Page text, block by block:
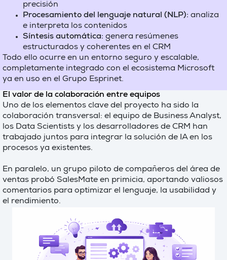
precisión
Procesamiento del lenguaje natural (NLP): analiza
e interpreta los contenidos
Síntesis automática: genera resúmenes
estructurados y coherentes en el CRM
Todo ello ocurre en un entorno seguro y escalable,
completamente integrado con el ecosistema Microsoft
ya en uso en el Grupo Esprinet.
El valor de la colaboración entre equipos
Uno de los elementos clave del proyecto ha sido la
colaboración transversal: el equipo de Business Analyst,
los Data Scientists y los desarrolladores de CRM han
trabajado juntos para integrar la solución de IA en los
procesos ya existentes.
En paralelo, un grupo piloto de compañeros del área de
ventas probó SalesMate en primicia, aportando valiosos
comentarios para optimizar el lenguaje, la usabilidad y
el rendimiento.